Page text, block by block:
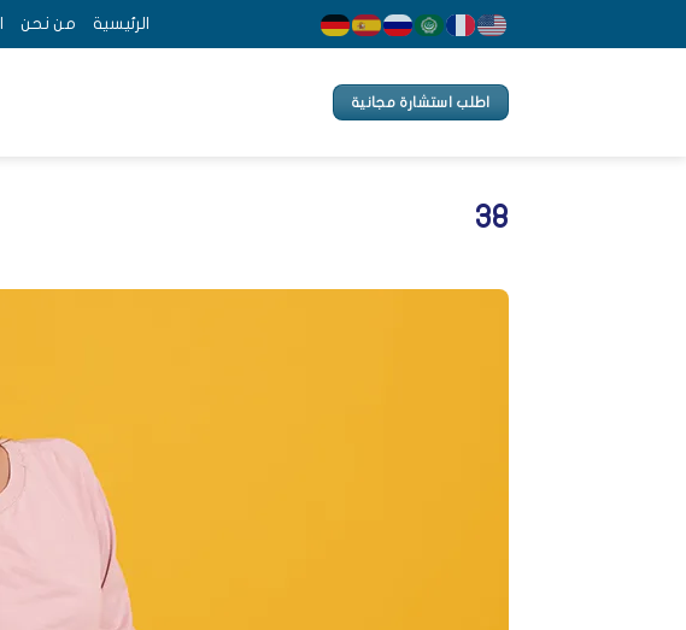
to
الرئيسية من نحن
اطلب استشارة مجانية
38